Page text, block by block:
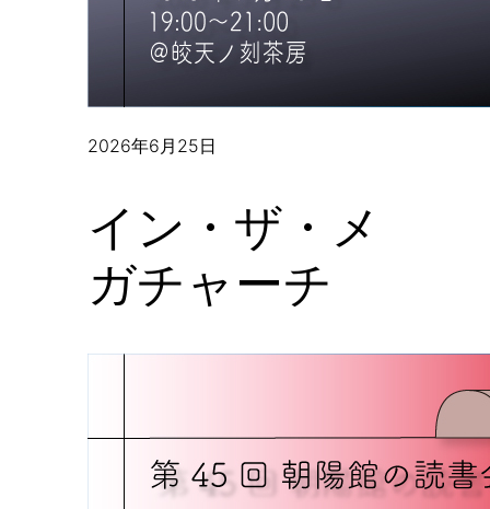
2026年6月25日
イン・ザ・メ
ガチャーチ